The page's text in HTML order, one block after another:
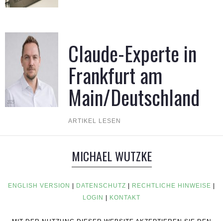
Claude-Experte in
Frankfurt am
Main/Deutschland
ARTIKEL LESEN
MICHAEL WUTZKE
ENGLISH VERSION DATENSCHUTZ RECHTLICHE HINWEISE
LOGIN
KONTAKT